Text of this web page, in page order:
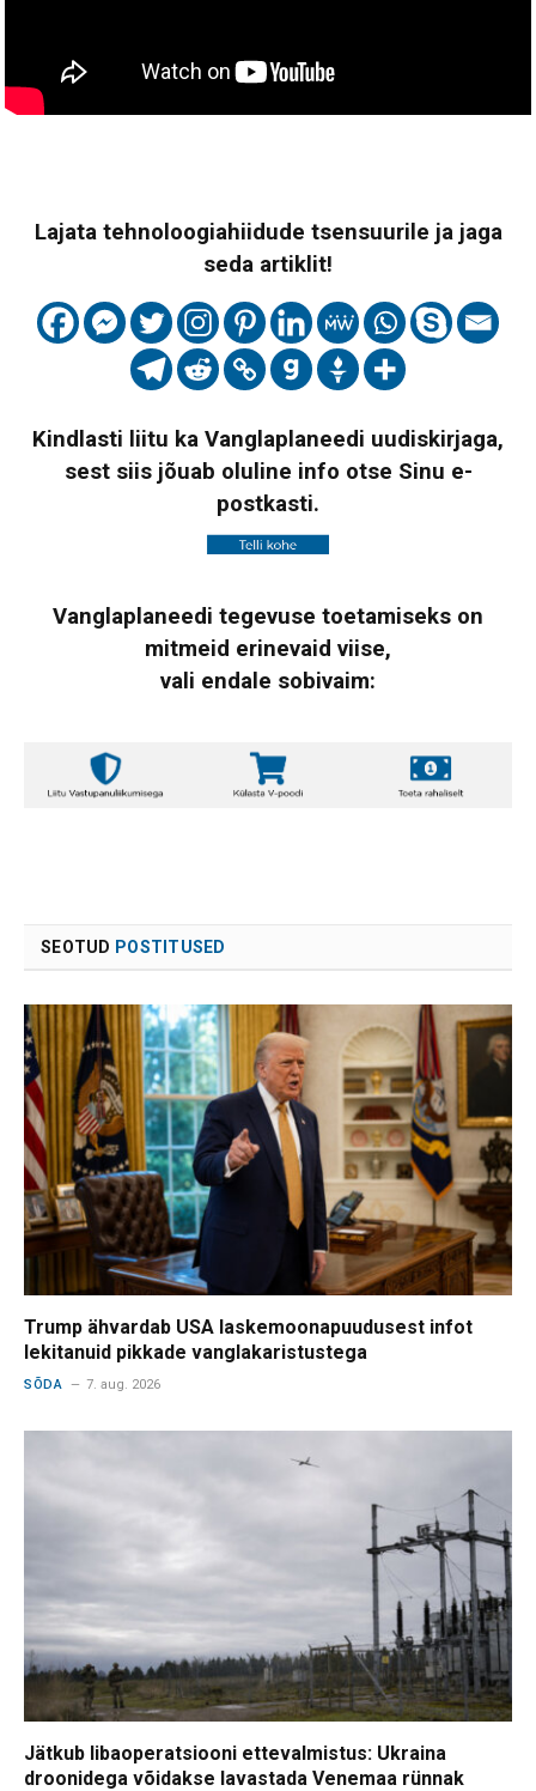
Lajata tehnoloogiahiidude tsensuurile ja jaga
seda artiklit!
Kindlasti liitu ka Vanglaplaneedi uudiskirjaga,
sest siis jõuab oluline info otse Sinu e-
postkasti.
Vanglaplaneedi tegevuse toetamiseks on
mitmeid erinevaid viise,
vali endale sobivaim:
SEOTUD POSTITUSED
Trump ähvardab USA laskemoonapuudusest infot
lekitanuid pikkade vanglakaristustega
SÕDA 7. aug. 2026
Jätkub libaoperatsiooni ettevalmistus: Ukraina
droonidega võidakse lavastada Venemaa rünnak